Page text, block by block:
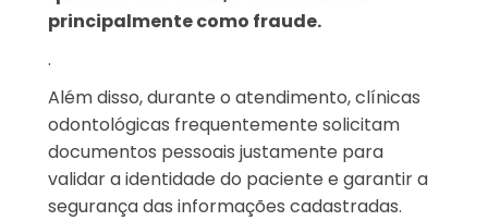
principalmente como fraude.
.
Além disso, durante o atendimento, clínicas
odontológicas frequentemente solicitam
documentos pessoais justamente para
validar a identidade do paciente e garantir a
segurança das informações cadastradas.